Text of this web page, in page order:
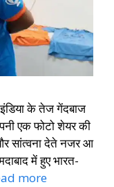
के तेज गेंदबाज
एक फोटो शेयर की
सांत्वना देते नजर आ
में हुए भारत-
more